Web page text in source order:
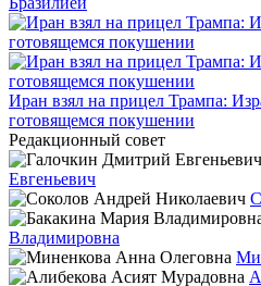
Иран взял на прицел Трампа:
готовящемся покушении
Редакционный совет
Евгеньевич
Владимировна